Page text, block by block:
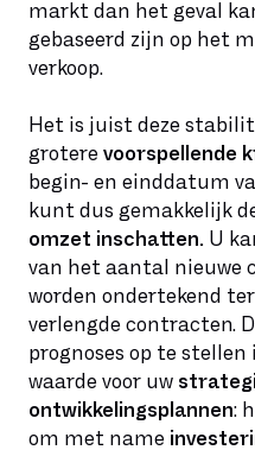
markt dan het geval
gebaseerd zijn op het
verkoop.
Het is juist deze
grotere voorspellende
begin- en einddatum
kunt dus gemakkelijk
omzet inschatten. U
van het aantal nieuwe
worden ondertekend
verlengde contracten.
prognoses op te
waarde voor uw
ontwikkelingsplannen:
om met name